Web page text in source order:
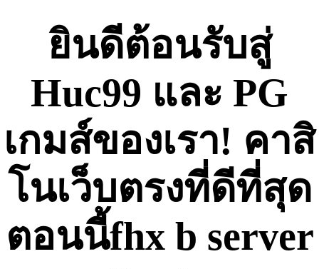
ยินดีต้อนรับสู่
Huc99 และ PG
เกมส์ของเรา! คาสิ
โนเว็บตรงที่ดีที่สุด
ตอนนี้fhx b server